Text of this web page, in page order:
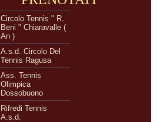
Circolo Tennis " R.
Beni " Chiaravalle (
An )
A.s.d. Circolo Del
Tennis Ragusa
Ass. Tennis
Olimpica
Dossobuono
Rifredi Tennis
A.s.d.